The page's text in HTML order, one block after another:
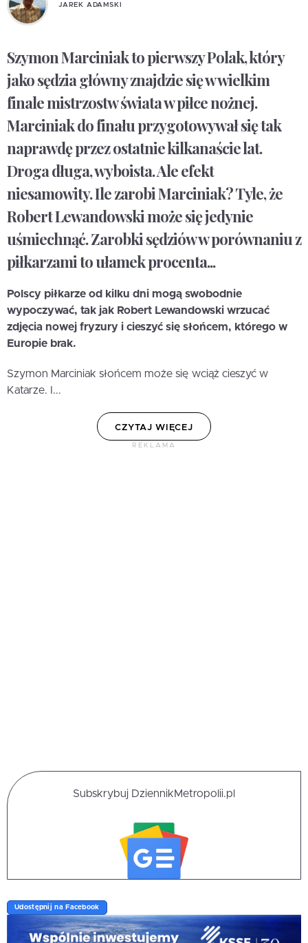
JAREK ADAMSKI
Szymon Marciniak to pierwszy Polak, który
jako sędzia główny znajdzie się w wielkim
finale mistrzostw świata w piłce nożnej.
Marciniak do finału przygotowywał się tak
naprawdę przez ostatnie kilkanaście lat.
Droga długa, wyboista. Ale efekt
niesamowity. Ile zarobi Marciniak? Tyle, że
Robert Lewandowski może się jedynie
uśmiechnąć. Zarobki sędziów w porównaniu z
piłkarzami to ułamek procenta...
Polscy piłkarze od kilku dni mogą swobodnie
wypoczywać, tak jak Robert Lewandowski wrzucać
zdjęcia nowej fryzury i cieszyć się słońcem, którego w
Europie brak.
Szymon Marciniak słońcem może się wciąż cieszyć w
Katarze. I...
CZYTAJ WIĘCEJ
REKLAMA
Subskrybuj DziennikMetropolii.pl
Udostępnij na Facebook